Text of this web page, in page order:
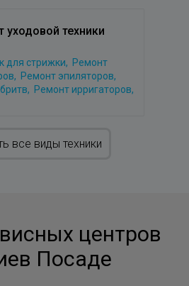
уходовой техники
для стрижки, Ремонт
Ремонт эпиляторов,
Ремонт ирригаторов,
все виды техники
центров
Посаде